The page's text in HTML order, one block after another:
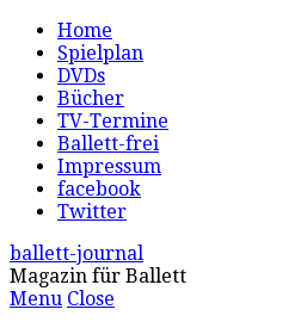
Home
Spielplan
DVDs
Bücher
TV-Termine
Ballett-frei
Impressum
facebook
Twitter
ballett-journal
Magazin für Ballett
Menu Close